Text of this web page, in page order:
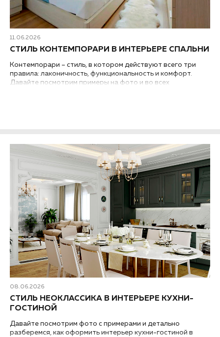
11.06.2026
СТИЛЬ КОНТЕМПОРАРИ В ИНТЕРЬЕРЕ СПАЛЬНИ
Контемпорари – стиль, в котором действуют всего три
правила: лаконичность, функциональность и комфорт.
Давайте посмотрим примеры на фото и во всех
08.06.2026
СТИЛЬ НЕОКЛАССИКА В ИНТЕРЬЕРЕ КУХНИ-
ГОСТИНОЙ
Давайте посмотрим фото с примерами и детально
разберемся, как оформить интерьер кухни-гостиной в